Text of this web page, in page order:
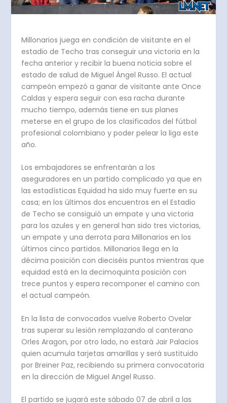
Millonarios juega en condición de visitante en el
estadio de Techo tras conseguir una victoria en la
fecha anterior y recibir la buena noticia sobre el
estado de salud de Miguel Ángel Russo. El actual
campeón empezó a ganar de visitante ante Once
Caldas y espera seguir con esa racha durante
mucho tiempo, además tiene en sus planes
meterse en el grupo de los clasificados del fútbol
profesional colombiano y poder pelear la liga este
año.
Los embajadores se enfrentarán a los
aseguradores en un partido complicado ya que en
las estadísticas Equidad ha sido muy fuerte en su
casa; en los últimos dos encuentros en el Estadio
de Techo se consiguió un empate y una victoria
para los azules y en general han sido tres victorias,
un empate y una derrota para Millonarios en los
últimos cinco partidos. Millonarios llega en la
décima posición con dieciséis puntos mientras que
equidad está en la decimoquinta posición con
trece puntos y espera recomponer el camino con
el actual campeón.
En la lista de convocados vuelve Roberto Ovelar
tras superar su lesión remplazando al canterano
Orles Aragon, por otro lado, no estará Jair Palacios
quien acumula tarjetas amarillas y será sustituido
por Breiner Paz, recibiendo su primera convocatoria
en la dirección de Miguel Angel Russo.
El partido se jugará este sábado 07 de abril a las